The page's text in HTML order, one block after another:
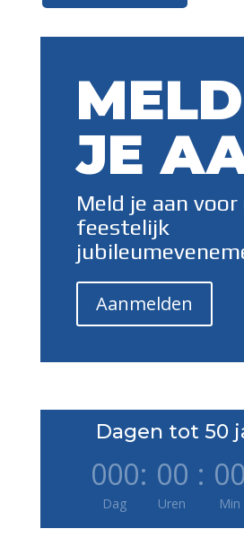
MELD
JE
Meld je aan voor
feestelijk
Aanmelden
Dagen tot 50
000
Dag
: 00
Uren
: 00
Min